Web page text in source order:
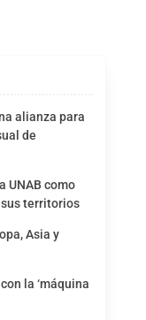
alianza para
de
UNAB como
territorios
Asia y
la ‘máquina